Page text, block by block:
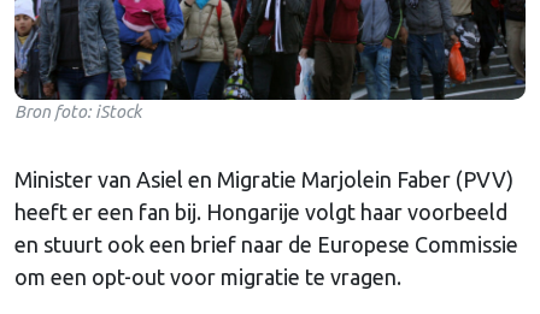
Bron foto: iStock
Minister van Asiel en Migratie Marjolein Faber (PVV)
heeft er een fan bij. Hongarije volgt haar voorbeeld
en stuurt ook een brief naar de Europese Commissie
om een opt-out voor migratie te vragen.